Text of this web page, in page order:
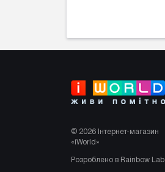
© 2026 Інтернет-магазин
«iWorld»
Розроблено в Rainbow Lab